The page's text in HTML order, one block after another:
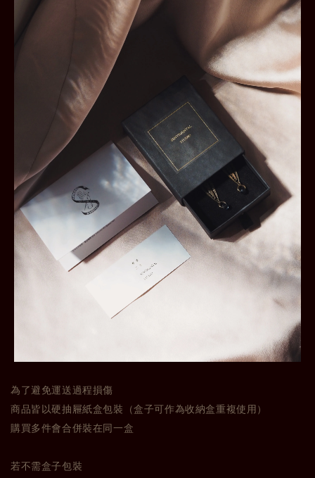
為了避免運送過程損傷
商品皆以硬抽屜紙盒包裝（盒子可作為收納盒重複使用）
購買多件會合併裝在同一盒
若不需盒子包裝